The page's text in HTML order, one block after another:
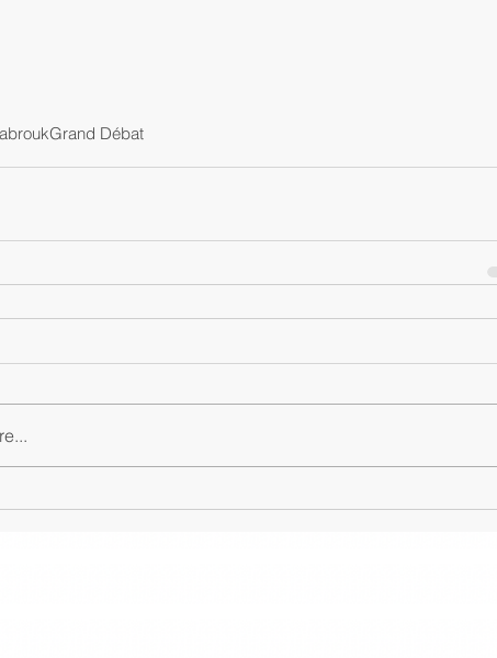
Grand Débat